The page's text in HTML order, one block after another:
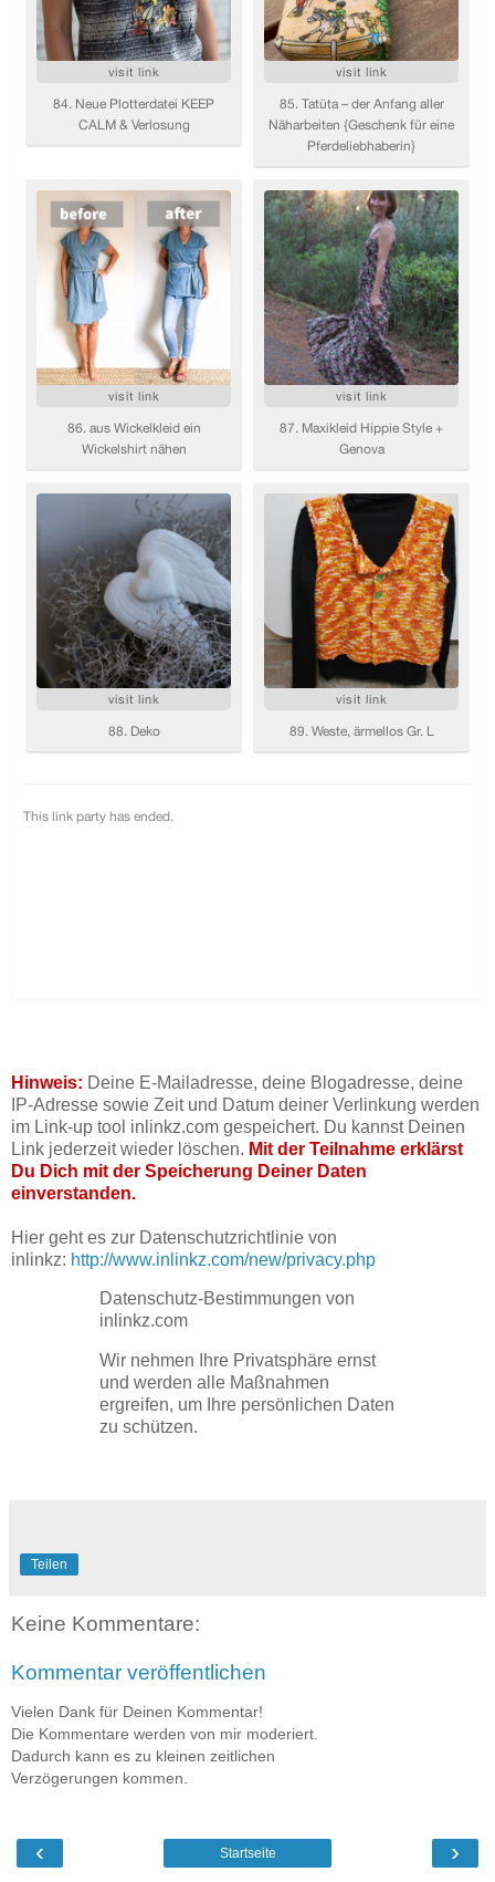
Hinweis: Deine E-Mailadresse, deine Blogadresse, deine
IP-Adresse sowie Zeit und Datum deiner Verlinkung werden
im Link-up tool inlinkz.com gespeichert. Du kannst Deinen
Link jederzeit wieder löschen. Mit der Teilnahme erklärst
Du Dich mit der Speicherung Deiner Daten
einverstanden.
Hier geht es zur Datenschutzrichtlinie von
inlinkz: http://www.inlinkz.com/new/privacy.php
Datenschutz-Bestimmungen von
inlinkz.com
Wir nehmen Ihre Privatsphäre ernst
und werden alle Maßnahmen
ergreifen, um Ihre persönlichen Daten
zu schützen.
Teilen
Keine Kommentare:
Kommentar veröffentlichen
Vielen Dank für Deinen Kommentar!
Die Kommentare werden von mir moderiert.
Dadurch kann es zu kleinen zeitlichen
Verzögerungen kommen.
‹ ›
Startseite